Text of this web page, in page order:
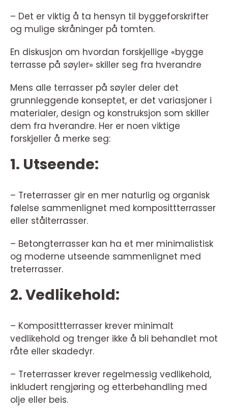
– Det er viktig å ta hensyn til byggeforskrifter
og mulige skråninger på tomten.
En diskusjon om hvordan forskjellige «bygge
terrasse på søyler» skiller seg fra hverandre
Mens alle terrasser på søyler deler det
grunnleggende konseptet, er det variasjoner i
materialer, design og konstruksjon som skiller
dem fra hverandre. Her er noen viktige
forskjeller å merke seg:
1. Utseende:
– Treterrasser gir en mer naturlig og organisk
følelse sammenlignet med komposittterrasser
eller stålterrasser.
– Betongterrasser kan ha et mer minimalistisk
og moderne utseende sammenlignet med
treterrasser.
2. Vedlikehold:
– Komposittterrasser krever minimalt
vedlikehold og trenger ikke å bli behandlet mot
råte eller skadedyr.
– Treterrasser krever regelmessig vedlikehold,
inkludert rengjøring og etterbehandling med
olje eller beis.